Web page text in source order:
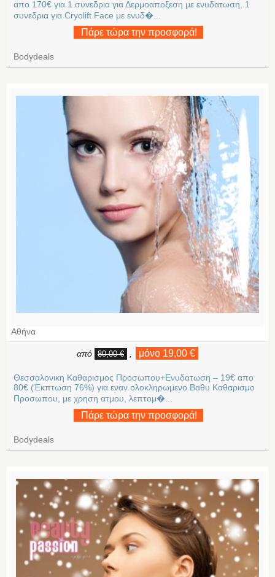
απο 170€ για 1 συνεδρια για Δερμοαποξεση με ενυδατωση, 1
συνεδρια για Cryolift Face με ενυδ�...
Πάρε τώρα την προσφορά!
Bodydeals
Αθήνα
από 80,00 € μόνο 19,00 €
Θεσσαλονικη Καθαρισμος Προσωπου+Eνυδατωση – 19€ απο
80€ (Έκπτωση 76%) για εναν ολοκληρωμενο Βαθυ Καθαρισμο
Προσωπου, με χρηση ατμου, λεπτομ�...
Πάρε τώρα την προσφορά!
Bodydeals